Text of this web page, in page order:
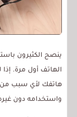
ينصح الكثيرون
الهاتف أول مرة.
هاتفك لأي سبب من
واستخدامه دون